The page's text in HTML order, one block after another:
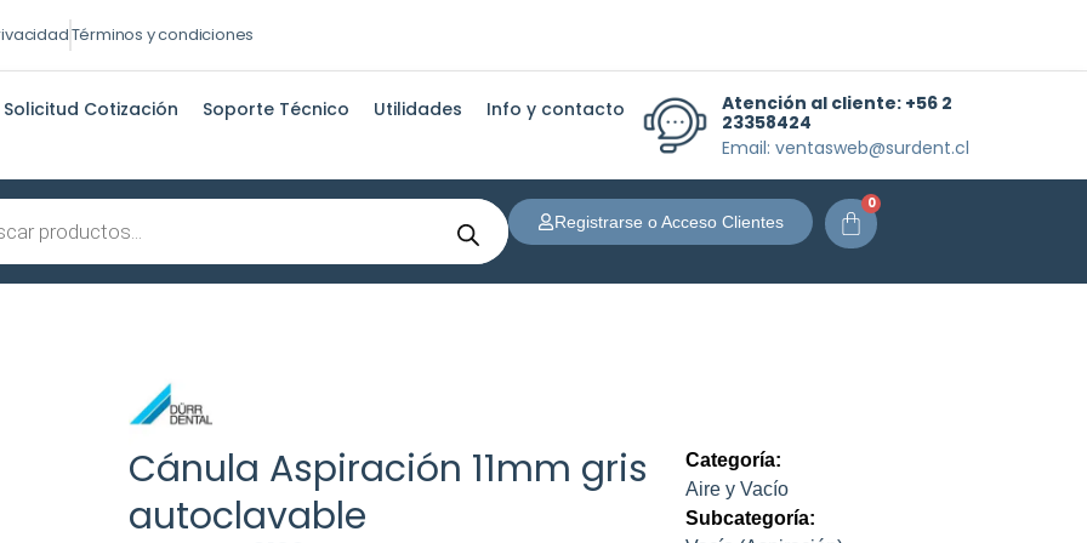
Términos y condiciones
Solicitud Cotización Soporte Técnico Utilidades Info y contacto Atención al cliente: +56 2
23358424
Email: ventasweb@surdent.cl
Registrarse o Acceso Clientes
0
Carrito
Cánula Aspiración 11mm gris
autoclavable
Categoría:
Aire y Vacío
Subcategoría: